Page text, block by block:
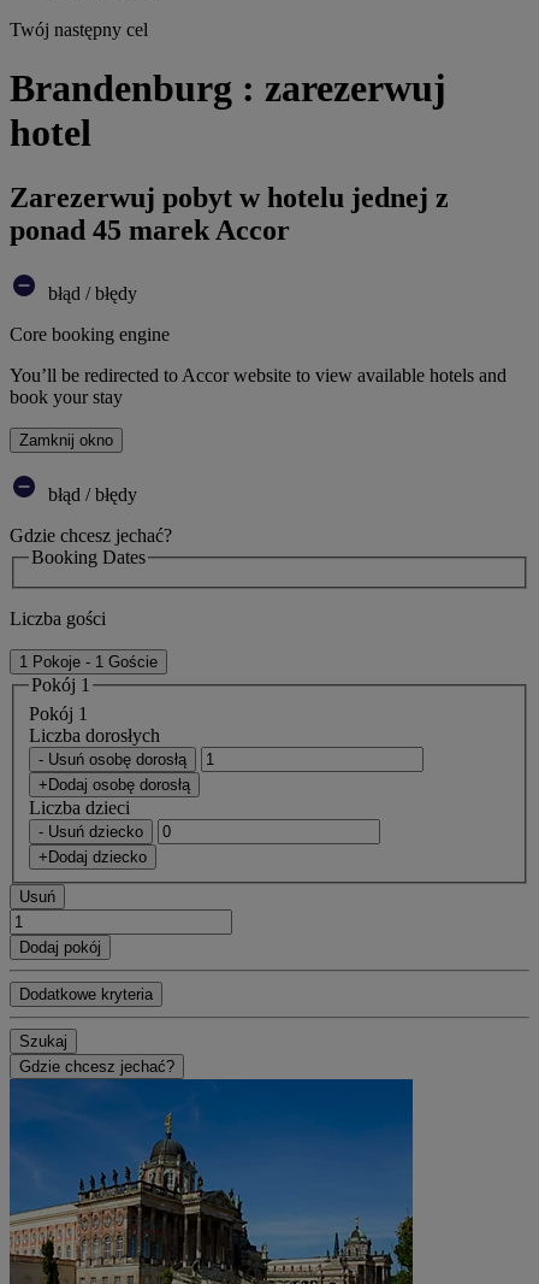
Twój następny cel
Brandenburg : zarezerwuj
hotel
Zarezerwuj pobyt w hotelu jednej z
ponad 45 marek Accor
błąd / błędy
Core booking engine
You’ll be redirected to Accor website to view available hotels and
book your stay
Zamknij okno
błąd / błędy
Gdzie chcesz jechać?
Booking Dates
Liczba gości
1 Pokoje - 1 Goście
Pokój 1
Pokój 1
Liczba dorosłych
- Usuń osobę dorosłą
+Dodaj osobę dorosłą
Liczba dzieci
- Usuń dziecko
+Dodaj dziecko
Usuń
Dodaj pokój
Dodatkowe kryteria
Szukaj
Gdzie chcesz jechać?